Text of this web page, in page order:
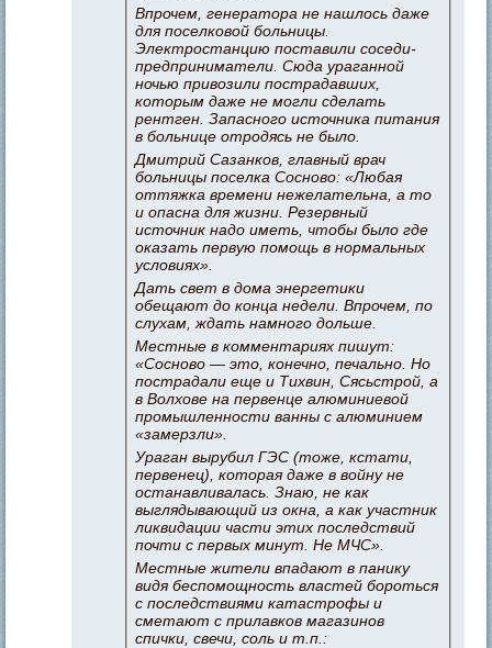
Впрочем, генератора не нашлось даже
для поселковой больницы.
Электростанцию поставили соседи-
предприниматели. Сюда ураганной
ночью привозили пострадавших,
которым даже не могли сделать
рентген. Запасного источника питания
в больнице отродясь не было.
Дмитрий Сазанков, главный врач
больницы поселка Сосново: «Любая
оттяжка времени нежелательна, а то
и опасна для жизни. Резервный
источник надо иметь, чтобы было где
оказать первую помощь в нормальных
условиях».
Дать свет в дома энергетики
обещают до конца недели. Впрочем, по
слухам, ждать намного дольше.
Местные в комментариях пишут:
«Сосново — это, конечно, печально. Но
пострадали еще и Тихвин, Сясьстрой, а
в Волхове на первенце алюминиевой
промышленности ванны с алюминием
«замерзли».
Ураган вырубил ГЭС (тоже, кстати,
первенец), которая даже в войну не
останавливалась. Знаю, не как
выглядывающий из окна, а как участник
ликвидации части этих последствий
почти с первых минут. Не МЧС».
Местные жители впадают в панику
видя беспомощность властей бороться
с последствиями катастрофы и
сметают с прилавков магазинов
спички, свечи, соль и т.п.: